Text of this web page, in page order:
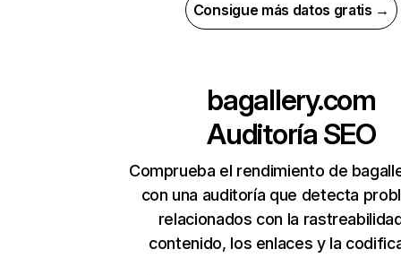
Consigue más datos gratis →
bagallery.com
Auditoría SEO
Comprueba el rendimiento de
con una auditoría que detecta
relacionados con la
contenido, los enlaces y la